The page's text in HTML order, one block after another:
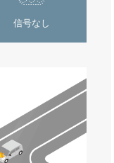
信号なし